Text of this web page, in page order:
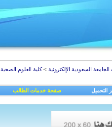
السعودية الإلكترونية >كلية العلوم الصحية
التحميل صفحة خدمات الطالب